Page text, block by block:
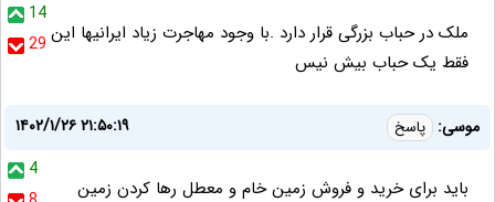
14
29 ملک در حباب بزرگی قرار دارد .با وجود مهاجرت زیاد ایرانیها این
فقط یک حباب بیش نیس
موسی: پاسخ
۱۴۰۲/۱/۲۶ ۲۱:۵۰:۱۹
4
باید برای خرید و فروش زمین خام و معطل رها کردن زمین